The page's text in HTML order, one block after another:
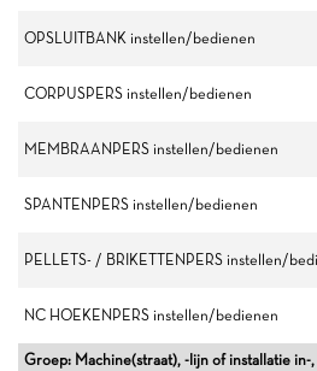
OPSLUITBANK instellen/bedienen
CORPUSPERS instellen/bedienen
MEMBRAANPERS instellen/bedienen
SPANTENPERS instellen/bedienen
PELLETS- / BRIKETTENPERS instellen/
NC HOEKENPERS instellen/bedienen
Groep: Machine(straat), -lijn of installatie in-